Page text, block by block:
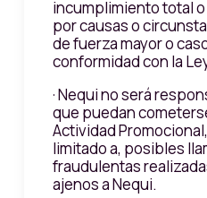
incumplimiento total
por causas o
de fuerza mayor o
conformidad con la
· Nequi no será
que puedan
Actividad
limitado a, posibles
fraudulentas
ajenos a Nequi.